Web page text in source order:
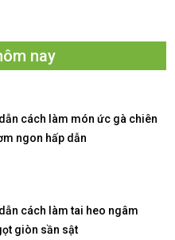
nay
cách làm món ức gà chiên
ngon hấp dẫn
cách làm tai heo ngâm
giòn sần sật